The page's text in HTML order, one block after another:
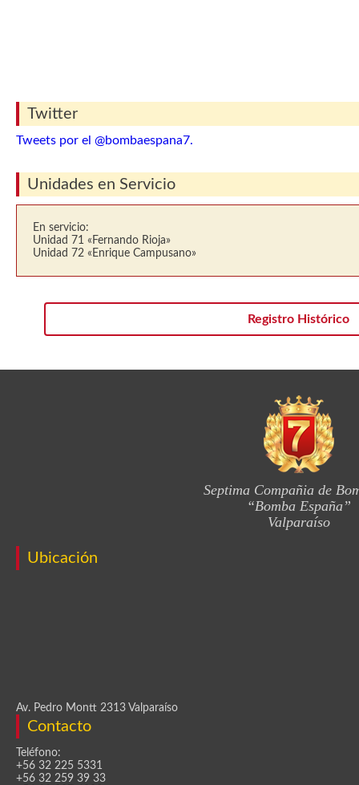
Twitter
Tweets por el @bombaespana7.
Unidades en Servicio
En servicio:
Unidad 71 «Fernando Rioja»
Unidad 72 «Enrique Campusano»
Registro Histórico
Septima Compañia de
“Bomba España”
Valparaíso
Ubicación
Av. Pedro Montt 2313 Valparaíso
Contacto
Teléfono:
+56 32 225 5331
+56 32 259 39 33